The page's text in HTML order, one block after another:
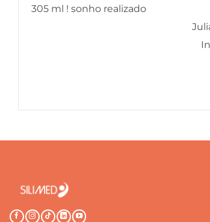
305 ml ! sonho realizado